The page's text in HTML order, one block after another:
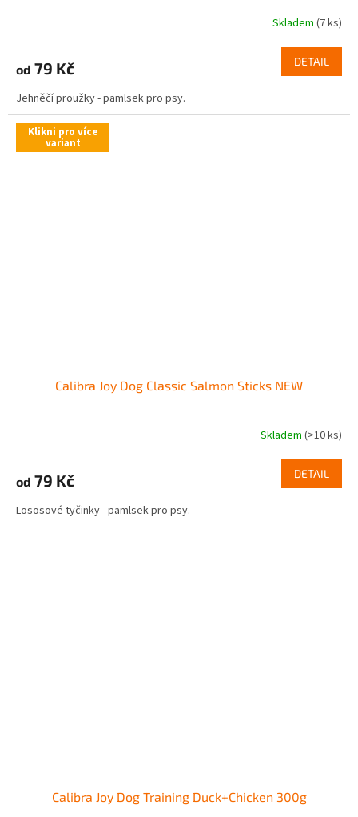
Skladem (7 ks)
od 79 Kč DETAIL
Jehněčí proužky - pamlsek pro psy.
Klikni pro více
variant
Calibra Joy Dog Classic Salmon Sticks NEW
Skladem (>10 ks)
od 79 Kč DETAIL
Lososové tyčinky - pamlsek pro psy.
Calibra Joy Dog Training Duck+Chicken 300g